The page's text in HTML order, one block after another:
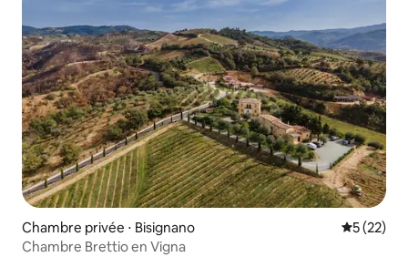
Chambre privée ⋅ Bisignano
5 (22)
Chambre Brettio en Vigna